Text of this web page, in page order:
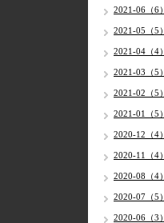
2021-06（6）
2021-05（5）
2021-04（4）
2021-03（5）
2021-02（5）
2021-01（5）
2020-12（4）
2020-11（4）
2020-08（4）
2020-07（5）
2020-06（3）